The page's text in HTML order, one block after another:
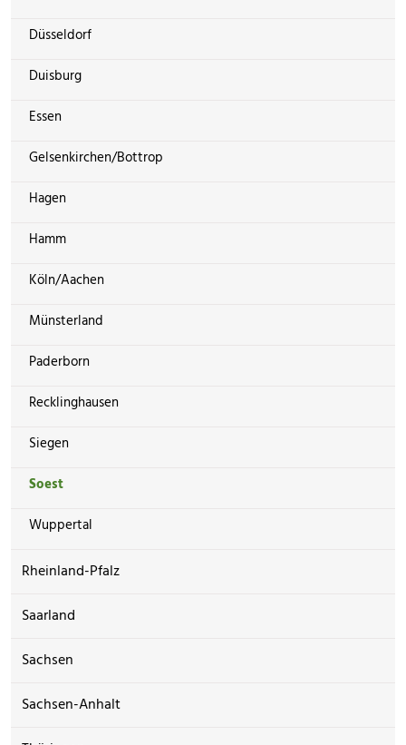
Düsseldorf
Duisburg
Essen
Gelsenkirchen/Bottrop
Hagen
Hamm
Köln/Aachen
Münsterland
Paderborn
Recklinghausen
Siegen
Soest
Wuppertal
Rheinland-Pfalz
Saarland
Sachsen
Sachsen-Anhalt